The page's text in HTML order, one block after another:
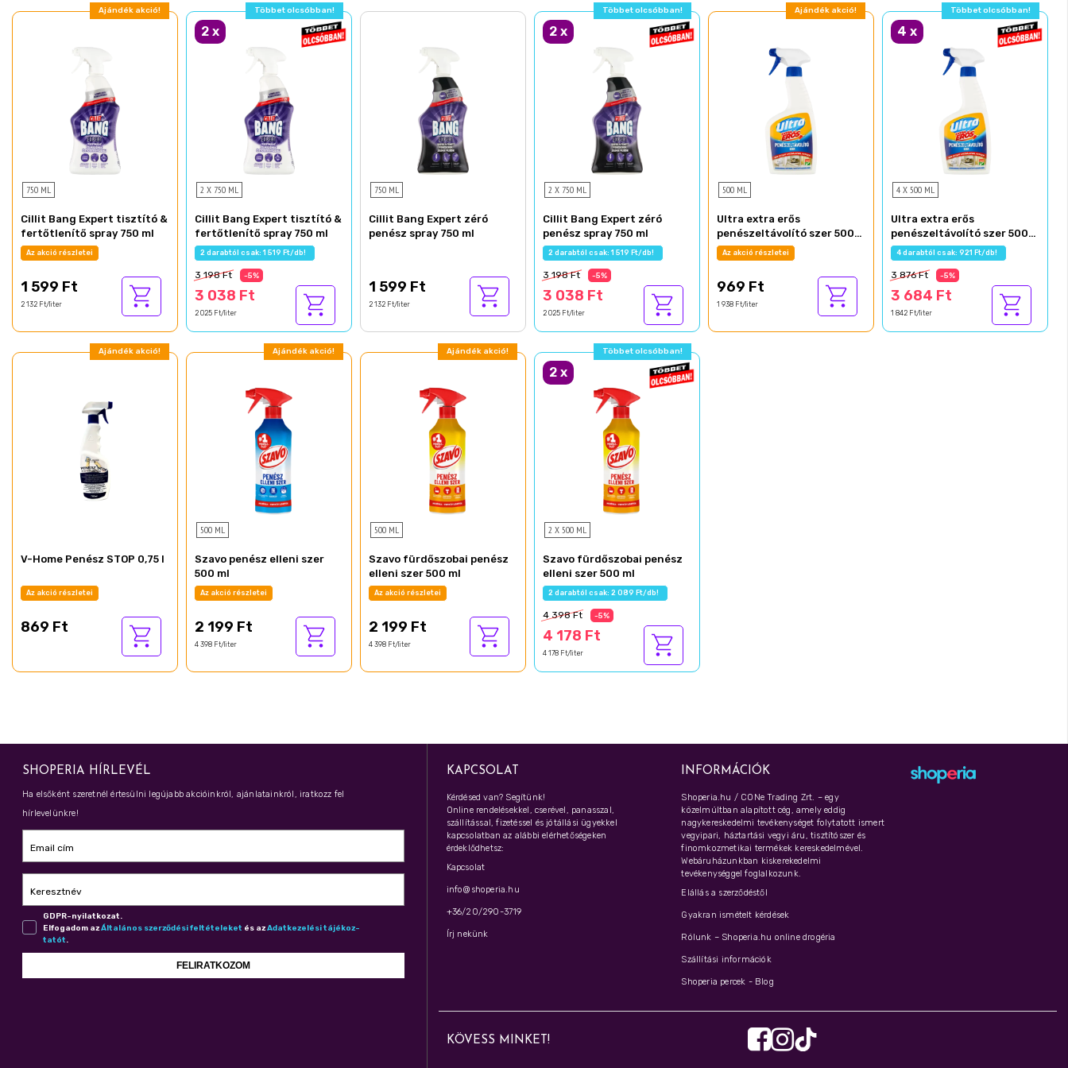
Ajándék akció!
750 ML
Cillit Bang Expert tisztító &
fertőtlenítő spray 750 ml
Az akció részletei
1 599 Ft
2 132 Ft/liter
Többet olcsóbban!
2x
2 X 750 ML
Cillit Bang Expert tisztító &
fertőtlenítő spray 750 ml
2 darabtól csak: 1 519 Ft/db!
3 198 Ft -5%
3 038 Ft
2 025 Ft/liter
750 ML
Cillit Bang Expert zéró
penész spray 750 ml
1 599 Ft
2 132 Ft/liter
Többet olcsóbban!
2x
2 X 750 ML
Cillit Bang Expert zéró
penész spray 750 ml
2 darabtól csak: 1 519 Ft/db!
3 198 Ft -5%
3 038 Ft
2 025 Ft/liter
Ajándék akció!
500 ML
Ultra extra erős
penészeltávolító szer 500
mlAz akció részletei
969 Ft
1 938 Ft/liter
Többet olcsóbban!
4 x
4 X 500 ML
Ultra extra erős
penészeltávolító szer 500
ml4 darabtól csak: 921 Ft/db!
3 876 Ft -5%
3 684 Ft
1 842 Ft/liter
Ajándék akció!
V-Home Penész STOP 0,75 l
Az akció részletei
869 Ft
Ajándék akció!
500 ML
Szavo penész elleni szer
500 ml
Az akció részletei
2 199 Ft
4 398 Ft/liter
Ajándék akció!
500 ML
Szavo fürdőszobai penész
elleni szer 500 ml
Az akció részletei
2 199 Ft
4 398 Ft/liter
Többet olcsóbban!
2x
2 X 500 ML
Szavo fürdőszobai penész
elleni szer 500 ml
2 darabtól csak: 2 089 Ft/db!
4 398 Ft -5%
4 178 Ft
4 178 Ft/liter
SHOPERIA HÍRLEVÉL
Ha elsőként szeretnél értesülni legújabb akcióinkról, ajánlatainkról, iratkozz fel
hírlevelünkre!
Email cím
Keresztnév
GDPR-nyilatkozat.
Elfogadom azÁl­ta­lá­nos szer­ző­dé­si fel­té­te­le­ket és azAdat­ke­ze­lé­si tá­jé­koz­
ta­tót.
FELIRATKOZOM
KAPCSOLAT
Kérdésed van? Segítünk!
Online rendelésekkel, cserével, panasszal,
szállítással, fizetéssel és jótállási ügyekkel
kapcsolatban az alábbi elérhetőségeken
érdeklődhetsz:
Kapcsolat
info@shoperia.hu
+36/20/290-3719
Írj nekünk
INFORMÁCIÓK
Shoperia.hu / CONe Trading Zrt. – egy
közelmúltban alapított cég, amely eddig
nagykereskedelmi tevékenységet folytatott ismert
vegyipari, háztartási vegyi áru, tisztítószer és
finomkozmetikai termékek kereskedelmével.
Webáruházunkban kiskerekedelmi
tevékenységgel foglalkozunk.
Elállás a szerződéstől
Gyakran ismételt kérdések
Rólunk – Shoperia.hu online drogéria
Szállítási információk
Shoperia percek - Blog
KÖVESS MINKET!